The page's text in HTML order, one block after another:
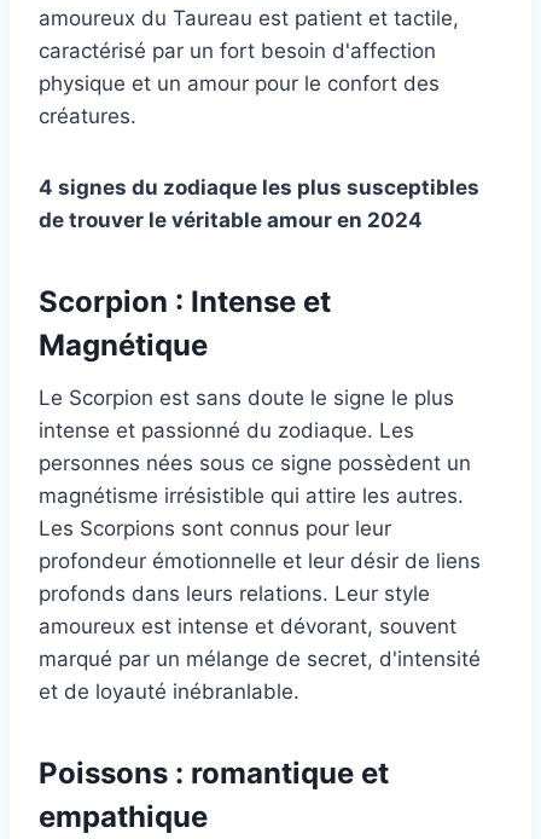
amoureux du Taureau est patient et tactile,
caractérisé par un fort besoin d'affection
physique et un amour pour le confort des
créatures.
4 signes du zodiaque les plus susceptibles
de trouver le véritable amour en 2024
Scorpion : Intense et
Magnétique
Le Scorpion est sans doute le signe le plus
intense et passionné du zodiaque. Les
personnes nées sous ce signe possèdent un
magnétisme irrésistible qui attire les autres.
Les Scorpions sont connus pour leur
profondeur émotionnelle et leur désir de liens
profonds dans leurs relations. Leur style
amoureux est intense et dévorant, souvent
marqué par un mélange de secret, d'intensité
et de loyauté inébranlable.
Poissons : romantique et
empathique